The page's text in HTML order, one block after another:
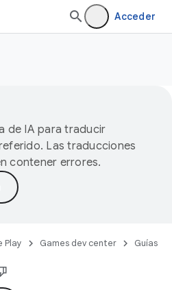
Acceder
de IA para traducir
Las traducciones
contener errores.
Play Games dev center Guías